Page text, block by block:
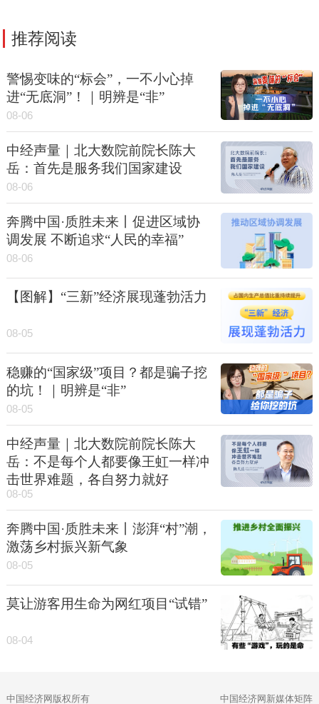
推荐阅读
警惕变味的“标会”，一不小心掉
进“无底洞”！｜明辨是“非”
08-06
中经声量｜北大数院前院长陈大
岳：首先是服务我们国家建设
08-06
奔腾中国·质胜未来丨促进区域协
调发展 不断追求“人民的幸福”
08-06
【图解】“三新”经济展现蓬勃活力
08-05
稳赚的“国家级”项目？都是骗子挖
的坑！｜明辨是“非”
08-05
中经声量｜北大数院前院长陈大
岳：不是每个人都要像王虹一样冲
击世界难题，各自努力就好
08-05
奔腾中国·质胜未来丨澎湃“村”潮，
激荡乡村振兴新气象
08-05
莫让游客用生命为网红项目“试错”
08-04
中国经济网版权所有 中国经济网新媒体矩阵